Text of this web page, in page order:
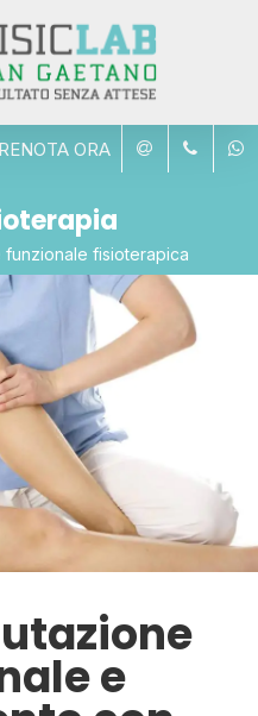
funzionale fisioterapica
e
ORA